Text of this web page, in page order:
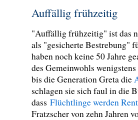
Auffällig frühzeitig
"Auffällig frühzeitig" ist das
als "gesicherte Bestrebung"
haben noch keine 50 Jahre
des Gemeinwohls
bis die Generation Greta die
schlagen sie sich faul in die
dass Flüchtlinge werden
Fratzscher von zehn Jahren